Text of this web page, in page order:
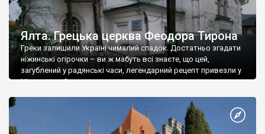
Ялта. Грецька церква Феодора Тирона
Греки залишили Україні чималий спадок. Достатньо згадати
ніжинські огірочки – ви ж мабуть всі знаєте, що цей,
загублений у радянські часи, легендарний рецепт привезли у
Ніжин греки?